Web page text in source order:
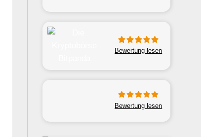
Bewertung lesen
Bewertung lesen